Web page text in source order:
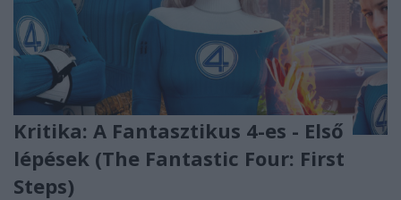
Kritika: A Fantasztikus 4-es - Első
lépések (The Fantastic Four: First
Steps)